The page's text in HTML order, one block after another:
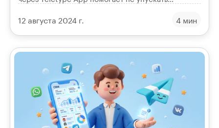
сервис.
12 августа 2024 г. 4 мин